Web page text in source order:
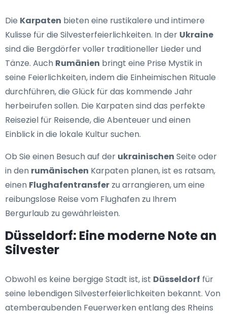
Die Karpaten bieten eine rustikalere und intimere
Kulisse für die Silvesterfeierlichkeiten. In der Ukraine
sind die Bergdörfer voller traditioneller Lieder und
Tänze. Auch Rumänien bringt eine Prise Mystik in
seine Feierlichkeiten, indem die Einheimischen Rituale
durchführen, die Glück für das kommende Jahr
herbeirufen sollen. Die Karpaten sind das perfekte
Reiseziel für Reisende, die Abenteuer und einen
Einblick in die lokale Kultur suchen.
Ob Sie einen Besuch auf der ukrainischen Seite oder
in den rumänischen Karpaten planen, ist es ratsam,
einen Flughafentransfer zu arrangieren, um eine
reibungslose Reise vom Flughafen zu Ihrem
Bergurlaub zu gewährleisten.
Düsseldorf: Eine moderne Note an
Silvester
Obwohl es keine bergige Stadt ist, ist Düsseldorf für
seine lebendigen Silvesterfeierlichkeiten bekannt. Von
atemberaubenden Feuerwerken entlang des Rheins